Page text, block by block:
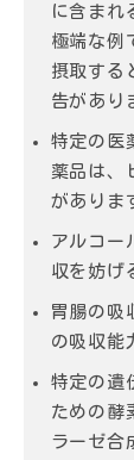
に含まれ
極端な例
摂取する
告があり
特定の医
薬品は、
がありま
アルコー
収を妨げ
胃腸の吸
の吸収能
特定の遺
ための酵
ラーゼ合